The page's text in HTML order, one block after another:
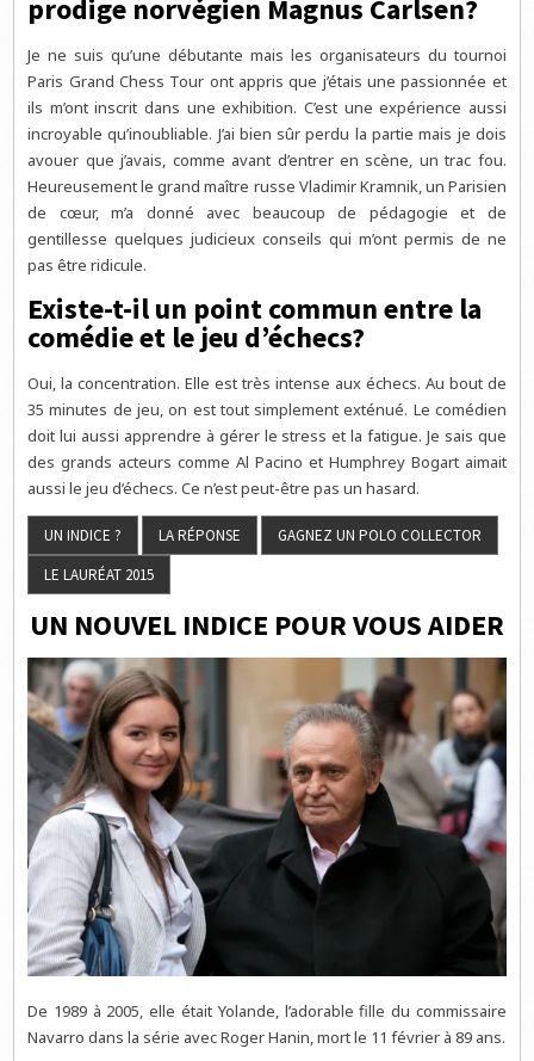
prodige norvégien Magnus Carlsen?
Je ne suis qu’une débutante mais les organisateurs du tournoi
Paris Grand Chess Tour ont appris que j’étais une passionnée et
ils m’ont inscrit dans une exhibition. C’est une expérience aussi
incroyable qu’inoubliable. J’ai bien sûr perdu la partie mais je dois
avouer que j’avais, comme avant d’entrer en scène, un trac fou.
Heureusement le grand maître russe Vladimir Kramnik, un Parisien
de cœur, m’a donné avec beaucoup de pédagogie et de
gentillesse quelques judicieux conseils qui m’ont permis de ne
pas être ridicule.
Existe-t-il un point commun entre la
comédie et le jeu d’échecs?
Oui, la concentration. Elle est très intense aux échecs. Au bout de
35 minutes de jeu, on est tout simplement exténué. Le comédien
doit lui aussi apprendre à gérer le stress et la fatigue. Je sais que
des grands acteurs comme Al Pacino et Humphrey Bogart aimait
aussi le jeu d’échecs. Ce n’est peut-être pas un hasard.
UN NOUVEL INDICE POUR VOUS AIDER
De 1989 à 2005, elle était Yolande, l’adorable fille du commissaire
Navarro dans la série avec Roger Hanin, mort le 11 février à 89 ans.